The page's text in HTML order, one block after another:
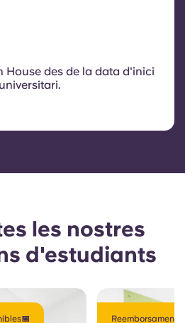
House des de la data d'inici
les nostres
d'estudiants
Reemborsament